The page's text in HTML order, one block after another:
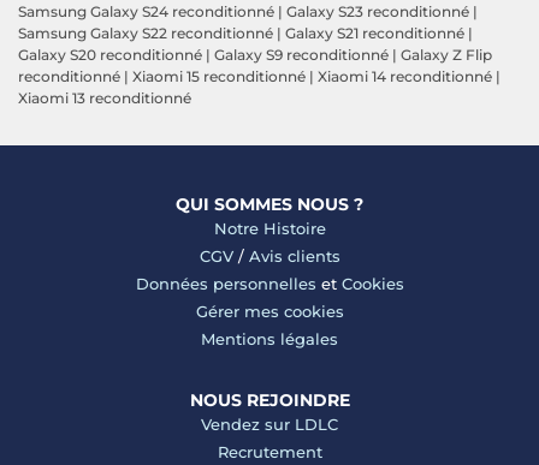
Samsung Galaxy S24 reconditionné | Galaxy S23 reconditionné |
Samsung Galaxy S22 reconditionné | Galaxy S21 reconditionné |
Galaxy S20 reconditionné | Galaxy S9 reconditionné | Galaxy Z Flip
reconditionné | Xiaomi 15 reconditionné | Xiaomi 14 reconditionné |
Xiaomi 13 reconditionné
QUI SOMMES NOUS ?
Notre Histoire
CGV/ Avis clients
Données personnelles et Cookies
Gérer mes cookies
Mentions légales
NOUS REJOINDRE
Vendez sur LDLC
Recrutement